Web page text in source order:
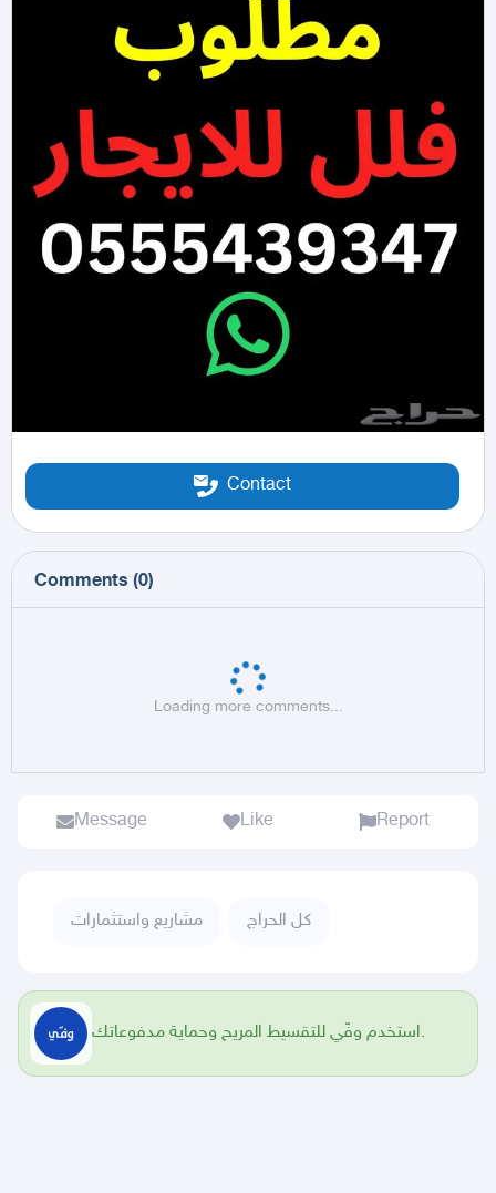
Contact
Comments (0)
Loading more comments...
Message Like Report
مشاريع واستثمارات كل الحراج
استخدم وفّي للتقسيط المريح وحماية مدفوعاتك.